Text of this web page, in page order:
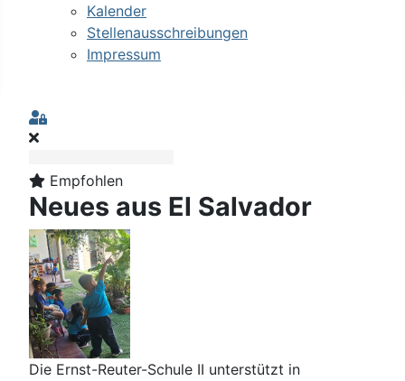
Kalender
Stellenausschreibungen
Impressum
Sign In
Empfohlen
Neues aus El Salvador
Die Ernst-Reuter-Schule II unterstützt in